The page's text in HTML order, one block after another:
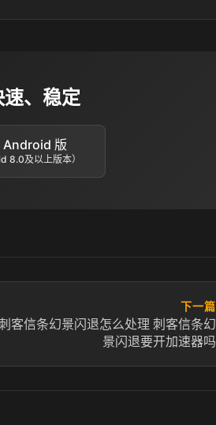
、稳定
Android 版
8.0及以上版本）
下一篇
客信条幻景闪退怎么处理 刺客信条幻
景闪退要开加速器吗